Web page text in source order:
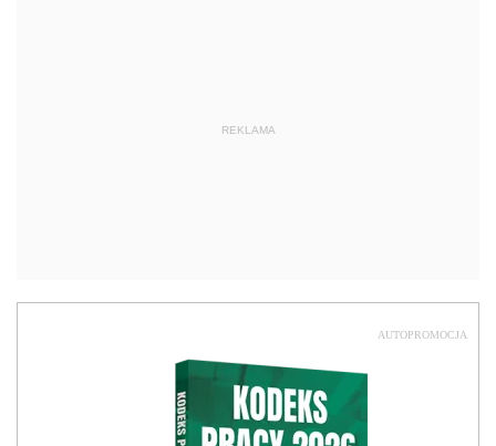
REKLAMA
AUTOPROMOCJA